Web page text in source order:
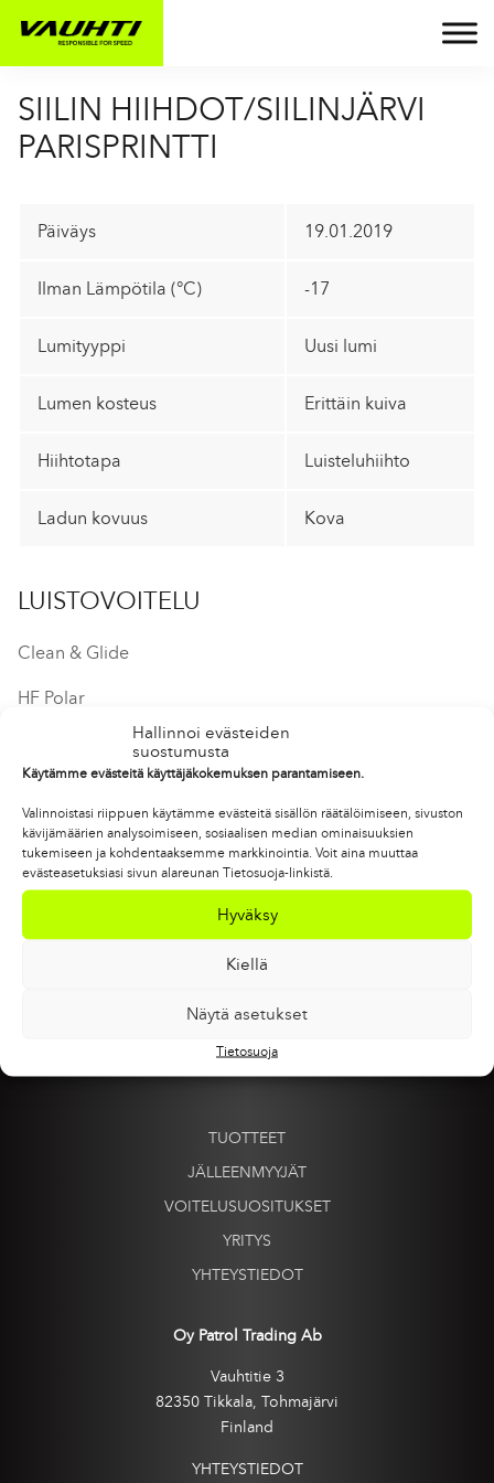
Hallinnoi evästeiden
suostumusta
Käytämme evästeitä käyttäjäkokemuksen parantamiseen.
Valinnoistasi riippuen käytämme evästeitä sisällön räätälöimiseen, sivuston
kävijämäärien analysoimiseen, sosiaalisen median ominaisuuksien
tukemiseen ja kohdentaaksemme markkinointia. Voit aina muuttaa
evästeasetuksiasi sivun alareunan Tietosuoja-linkistä.
Hyväksy
Kiellä
Näytä asetukset
Tietosuoja
SIILIN HIIHDOT/SIILINJÄRVI
PARISPRINTTI
Päiväys 19.01.2019
Ilman Lämpötila (°C) -17
Lumityyppi Uusi lumi
Lumen kosteus Erittäin kuiva
Hiihtotapa Luisteluhiihto
Ladun kovuus Kova
LUISTOVOITELU
Clean & Glide
HF Polar
FC Cold neste tai Foxgel minus
PRINT
TUOTTEET
JÄLLEENMYYJÄT
VOITELUSUOSITUKSET
YRITYS
YHTEYSTIEDOT
Oy Patrol Trading Ab
Vauhtitie 3
82350 Tikkala, Tohmajärvi
Finland
YHTEYSTIEDOT